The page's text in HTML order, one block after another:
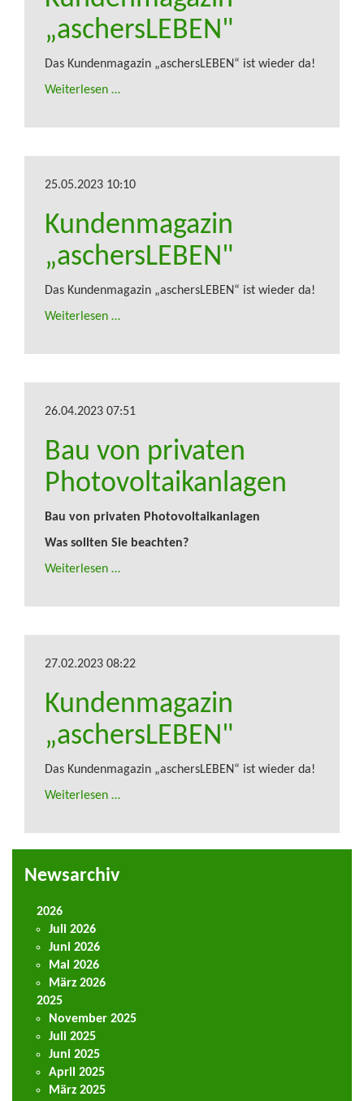
„aschersLEBEN"
Das Kundenmagazin „aschersLEBEN“ ist wieder da!
Weiterlesen …
25.05.2023 10:10
Kundenmagazin
„aschersLEBEN"
Das Kundenmagazin „aschersLEBEN“ ist wieder da!
Weiterlesen …
26.04.2023 07:51
Bau von privaten
Photovoltaikanlagen
Bau von privaten Photovoltaikanlagen
Was sollten Sie beachten?
Weiterlesen …
27.02.2023 08:22
Kundenmagazin
„aschersLEBEN"
Das Kundenmagazin „aschersLEBEN“ ist wieder da!
Weiterlesen …
Newsarchiv
2026
Juli 2026
Juni 2026
Mai 2026
März 2026
2025
November 2025
Juli 2025
Juni 2025
April 2025
März 2025